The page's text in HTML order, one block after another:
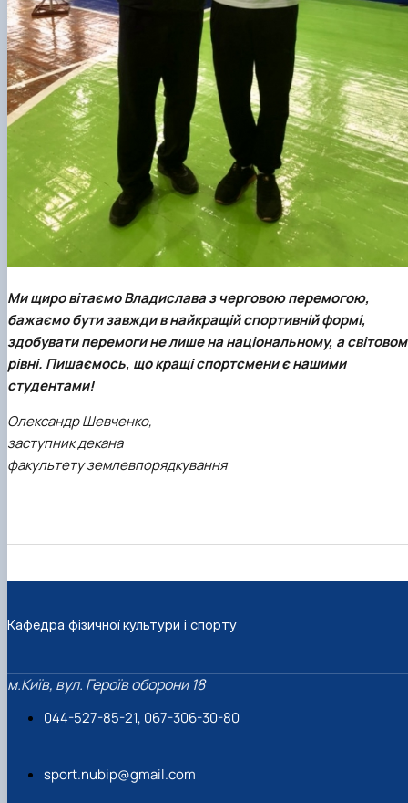
Ми щиро вітаємо Владислава з черговою перемогою,
бажаємо бути завжди в найкращій спортивній формі,
здобувати перемоги не лише на національному, а
рівні. Пишаємось, що кращі спортсмени є нашими
студентами!
Олександр Шевченко,
заступник декана
факультету землевпорядкування
Кафедра фізичної культури і спорту
м.Київ, вул. Героїв оборони 18
044-527-85-21, 067-306-30-80
sport.nubip@gmail.com